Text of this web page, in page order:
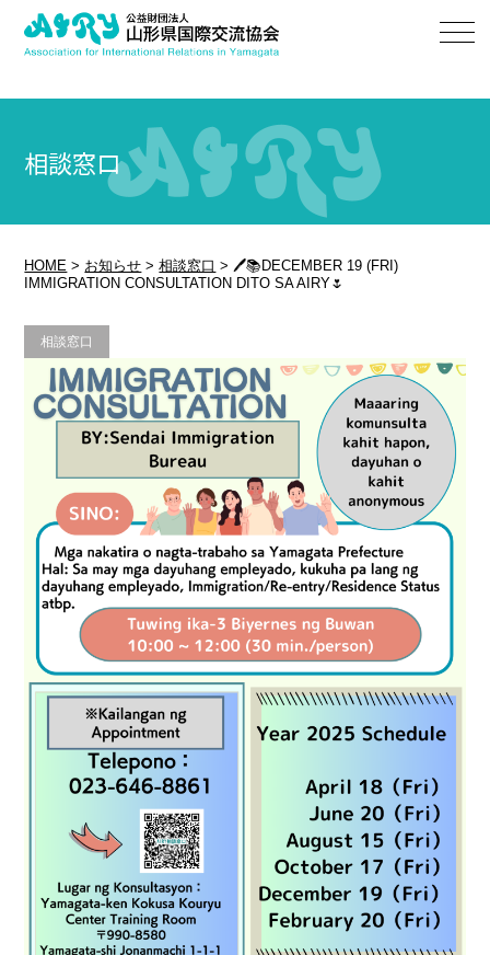
相談窓口
HOME > お知らせ >相談窓口 > 🖊📚DECEMBER 19 (FRI)
IMMIGRATION CONSULTATION DITO SA AIRY🌷
相談窓口